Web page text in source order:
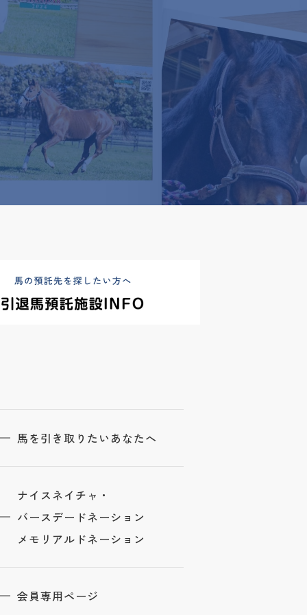
馬を引き取りたいあなたへ
ナイスネイチャ・
バースデードネーション
メモリアルドネーション
会員専用ページ